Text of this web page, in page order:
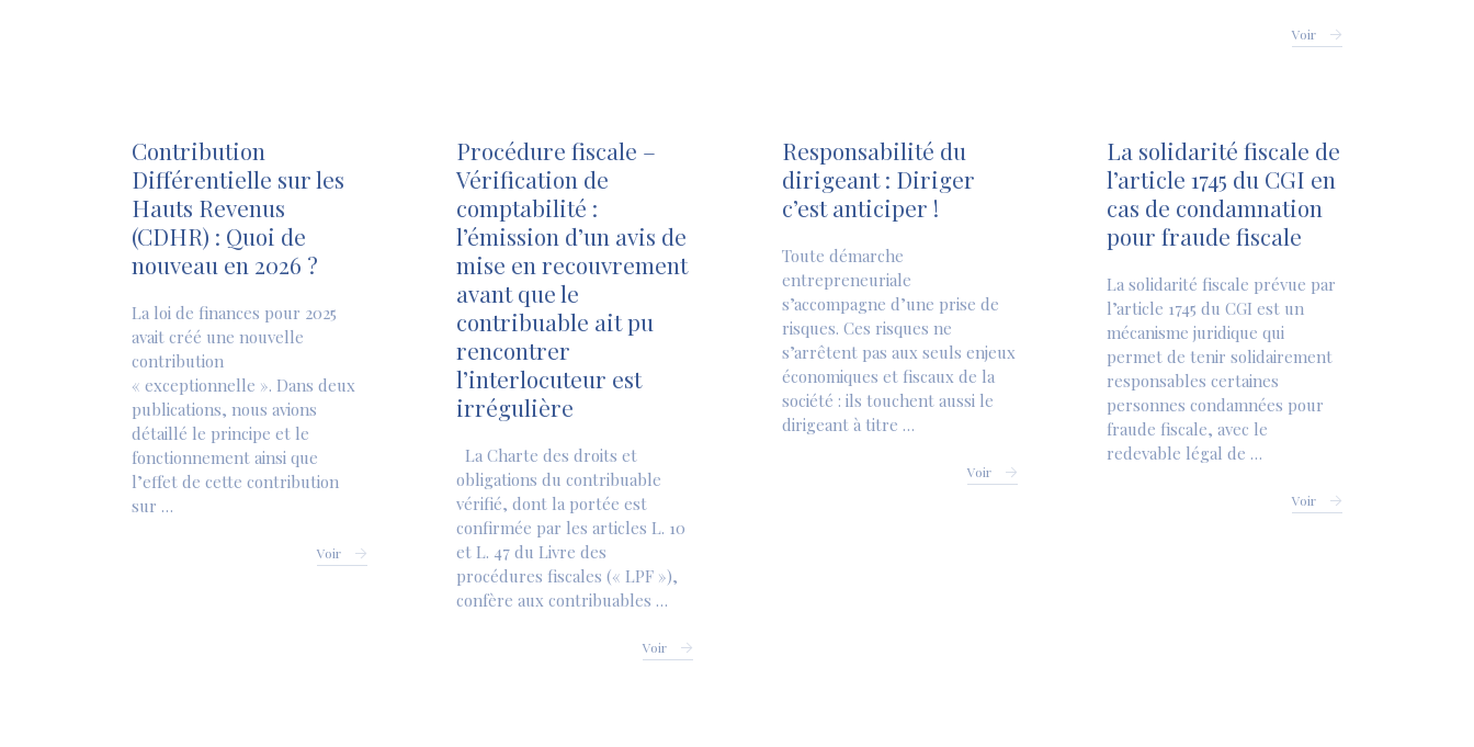
Voir
Contribution
Différentielle sur les
Hauts Revenus
(CDHR) : Quoi de
nouveau en 2026 ?
La loi de finances pour 2025
avait créé une nouvelle
contribution
« exceptionnelle ». Dans deux
publications, nous avions
détaillé le principe et le
fonctionnement ainsi que
l’effet de cette contribution
sur …
Voir
Procédure fiscale –
Vérification de
comptabilité :
l’émission d’un avis de
mise en recouvrement
avant que le
contribuable ait pu
rencontrer
l’interlocuteur est
irrégulière
La Charte des droits et
obligations du contribuable
vérifié, dont la portée est
confirmée par les articles L. 10
et L. 47 du Livre des
procédures fiscales (« LPF »),
confère aux contribuables …
Voir
Responsabilité du
dirigeant : Diriger
c’est anticiper !
Toute démarche
entrepreneuriale
s’accompagne d’une prise de
risques. Ces risques ne
s’arrêtent pas aux seuls enjeux
économiques et fiscaux de la
société : ils touchent aussi le
dirigeant à titre …
Voir
La solidarité fiscale de
l’article 1745 du CGI en
cas de condamnation
pour fraude fiscale
La solidarité fiscale prévue par
l’article 1745 du CGI est un
mécanisme juridique qui
permet de tenir solidairement
responsables certaines
personnes condamnées pour
fraude fiscale, avec le
redevable légal de …
Voir